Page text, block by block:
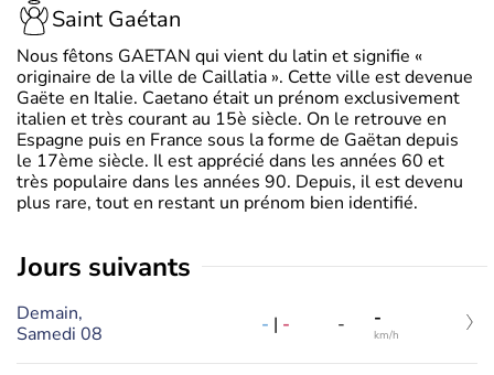
Saint Gaétan
Nous fêtons GAETAN qui vient du latin et signifie «
originaire de la ville de Caillatia ». Cette ville est devenue
Gaëte en Italie. Caetano était un prénom exclusivement
italien et très courant au 15è siècle. On le retrouve en
Espagne puis en France sous la forme de Gaëtan depuis
le 17ème siècle. Il est apprécié dans les années 60 et
très populaire dans les années 90. Depuis, il est devenu
plus rare, tout en restant un prénom bien identifié.
jours suivants
Demain,
Samedi 08
- | - - -
km/h